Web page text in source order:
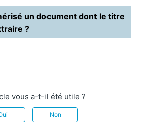
un document dont le titre
?
vous a-t-il été utile ?
Non